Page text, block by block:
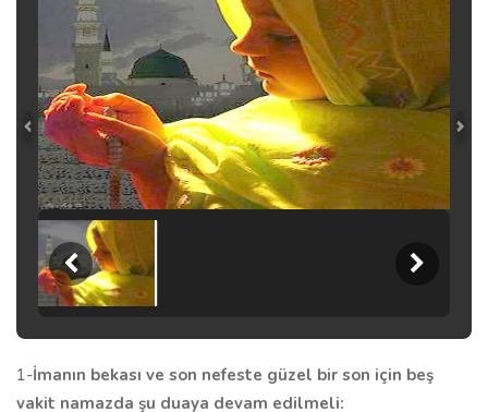
1-İmanın bekası ve son nefeste güzel bir son için beş
vakit namazda şu duaya devam edilmeli: